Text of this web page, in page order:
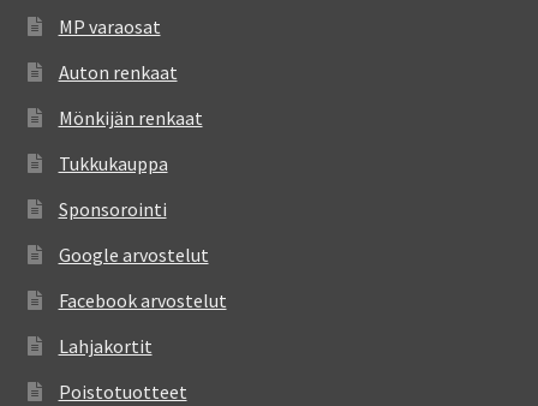
MP varaosat
Auton renkaat
Mönkijän renkaat
Tukkukauppa
Sponsorointi
Google arvostelut
Facebook arvostelut
Lahjakortit
Poistotuotteet